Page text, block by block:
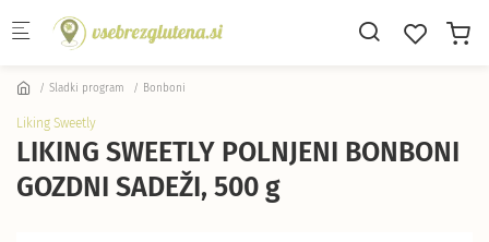
Skip to main content
Sladki program Bonboni
Liking Sweetly
LIKING SWEETLY POLNJENI BONBONI
GOZDNI SADEŽI, 500 g